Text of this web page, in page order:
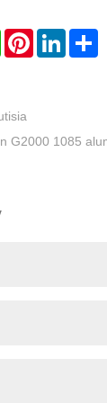
WhatsAppPinterestLinkedIn
G2000 1085